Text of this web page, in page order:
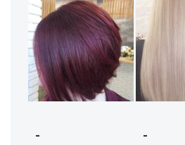
- -